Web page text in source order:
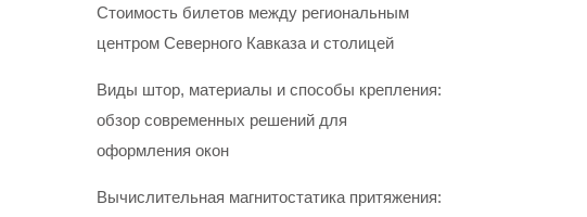
Стоимость билетов между региональным
центром Северного Кавказа и столицей
Виды штор, материалы и способы крепления:
обзор современных решений для
оформления окон
Вычислительная магнитостатика притяжения: